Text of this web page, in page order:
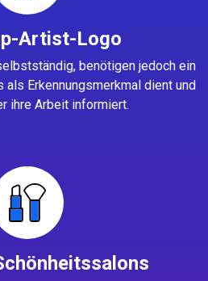
Artist-Logo
benötigen jedoch ein
Erkennungsmerkmal dient und
ihre Arbeit informiert.